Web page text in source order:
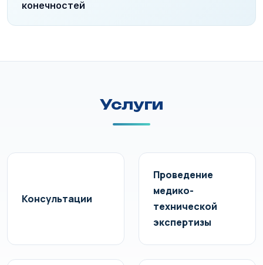
конечностей
Услуги
Консультации
Проведение
медико-
технической
экспертизы